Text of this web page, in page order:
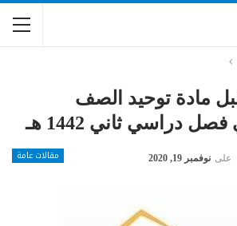
مادة توحيد الصف
فصل دراسي ثاني 1442 هـ
مقالات عامة على نوفمبر 19, 2020